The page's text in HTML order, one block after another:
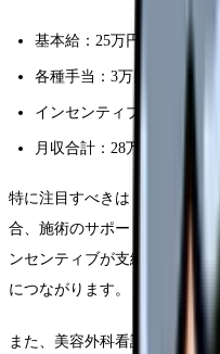
基本給：25万円〜35万円
各種手当：3万円〜10万円
インセンティブ：0万円〜
月収合計：28万円〜65万円
特に注目すべきは「インセン
合、施術のサポートや自身の
ンセンティブが支給されるク
につながります。
また、美容外科看護師の給与